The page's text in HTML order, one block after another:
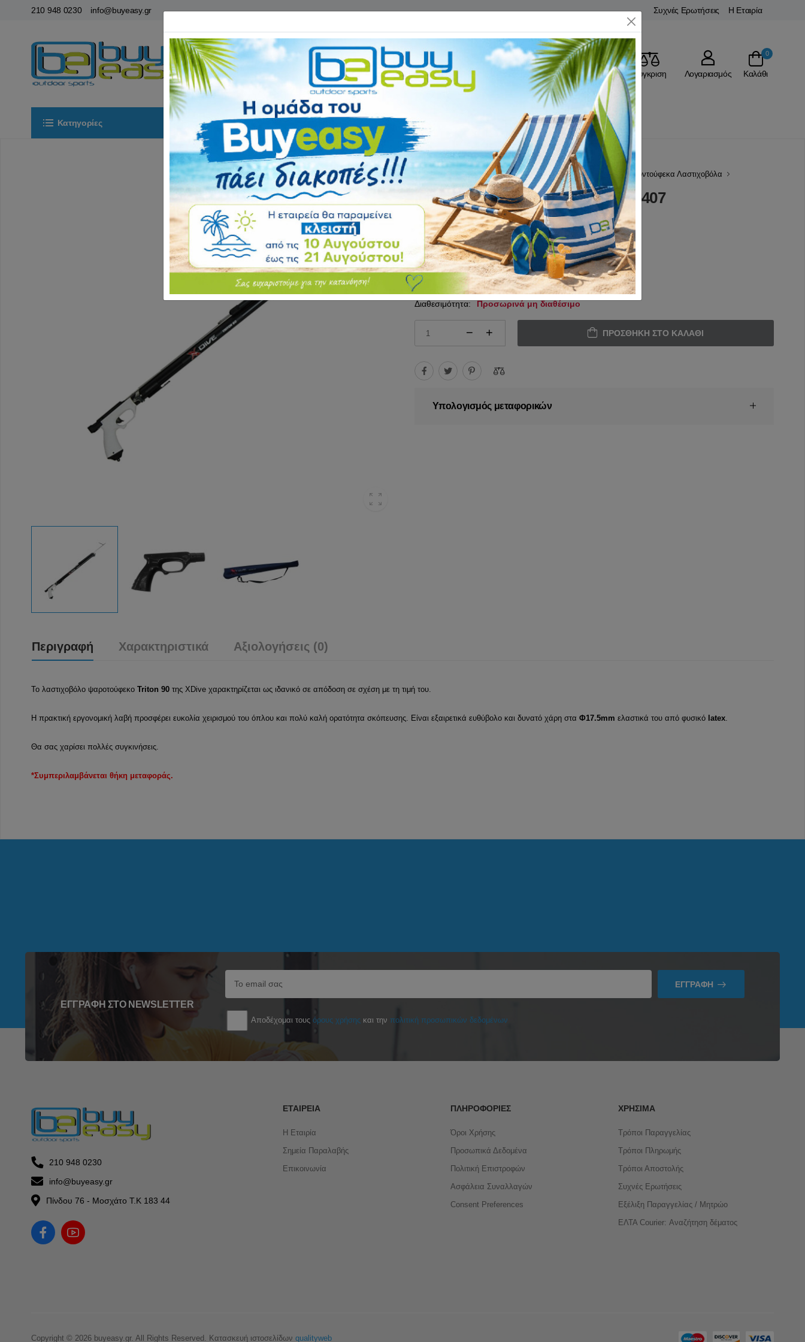
210 948 0230 info@buyeasy.gr Συχνές Ερωτήσεις Η Εταιρία
Αγαπημένα Σύγκριση Λογαριασμός
0
Καλάθι
Κατηγορίες Αρχική ΕΙΔΗ CAMPING Επικοινωνία
Αρχική ΨΑΡΕΜΑ - ΚΑΤΑΔΥΣΗ Υποβρύχιο Ψάρεμα Ψαροντούφεκα Λαστιχοβόλα
Ψαροτούφεκο Triton 90 XDive 65407
Αξιολόγηση: (0 Αξιολογήσεις)
Κωδικός65407
76.00€ 83.60€
Διαθεσιμότητα: Προσωρινά μη διαθέσιμο
ΠΡΟΣΘΉΚΗ ΣΤΟ ΚΑΛΆΘΙ
Υπολογισμός μεταφορικών
Περιγραφή Χαρακτηριστικά Αξιολογήσεις (0)
Το λαστιχοβόλο ψαροτούφεκοTriton 90 της XDive χαρακτηρίζεται ως ιδανικό σε απόδοση σε σχέση με τη τιμή του.
Η πρακτική εργονομική λαβή προσφέρει ευκολία χειρισμού του όπλου και πολύ καλή ορατότητα σκόπευσης. Είναι εξαιρετικά ευθύβολο και δυνατό χάρη στα Φ17.5mm ελαστικά του από φυσικόlatex.
Θα σας χαρίσει πολλές συγκινήσεις.
*Συμπεριλαμβάνεται θήκη μεταφοράς.
ΕΓΓΡΑΦΉ ΣΤΟ NEWSLETTER
ΕΓΓΡΑΦΉ
Αποδέχομαι τουςόρους χρήσης και τηνπολιτική προσωπικών δεδομένων
210 948 0230
info@buyeasy.gr
Πίνδου 76 - Μοσχάτο Τ.Κ 183 44
ΕΤΑΙΡΕΊΑ
Η Εταιρία
Σημεία Παραλαβής
Επικοινωνία
ΠΛΗΡΟΦΟΡΊΕΣ
Όροι Χρήσης
Προσωπικά Δεδομένα
Πολιτική Επιστροφών
Ασφάλεια Συναλλαγών
Consent Preferences
ΧΡΉΣΙΜΑ
Τρόποι Παραγγελίας
Τρόποι Πληρωμής
Τρόποι Αποστολής
Συχνές Ερωτήσεις
Εξέλιξη Παραγγελίας / Μητρώο
ΕΛΤΑ Courier: Αναζήτηση δέματος
Copyright © 2026 buyeasy.gr. All Rights Reserved. Κατασκευή ιστοσελίδων qualityweb
Close